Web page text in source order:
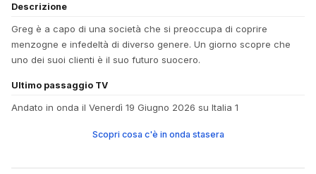
Descrizione
Greg è a capo di una società che si preoccupa di coprire
menzogne e infedeltà di diverso genere. Un giorno scopre che
uno dei suoi clienti è il suo futuro suocero.
Ultimo passaggio TV
Andato in onda il Venerdì 19 Giugno 2026 su Italia 1
Scopri cosa c'è in onda stasera